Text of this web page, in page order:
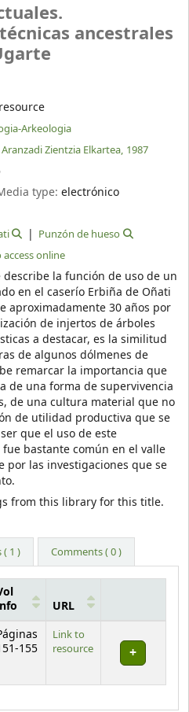
ancestrales
Arkeologia
Aranzadi Zientzia Elkartea, 1987
type:electrónico
Punzón de hueso
online
describe la función de uso de un
en el caserío Erbiña de Oñati
aproximadamente 30 años por
de injertos de árboles
a destacar, es la similitud
de algunos dólmenes de
remarcar la importancia que
de una forma de supervivencia
de una cultura material que no
de utilidad productiva que se
que el uso de este
bastante común en el valle
por las investigaciones que se
from this library for this title.
1 ) Comments ( 0 )
URL
155
Link to
resource